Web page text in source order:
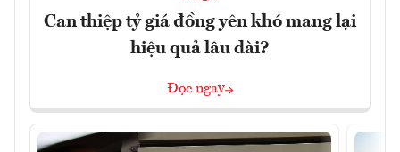
Can thiệp tỷ giá đồng yên khó mang lại
hiệu quả lâu dài?
Đọc ngay